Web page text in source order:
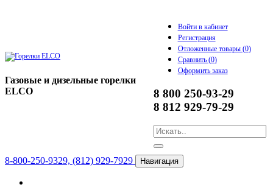
Газовые и дизельные горелки
ELCO
Войти в кабинет
Регистрация
Отложенные товары (0)
Сравнить (0)
Оформить заказ
8 800 250-93-29
8 812 929-79-29
8-800-250-9329, (812) 929-7929 Навигация